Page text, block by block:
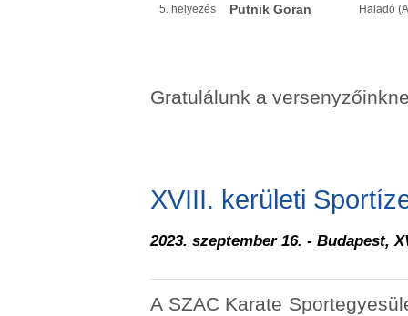
5. helyezés Putnik Goran Haladó
Gratulálunk a
XVIII. kerületi
2023. szeptember 16. - Budapest,
A SZAC Karate